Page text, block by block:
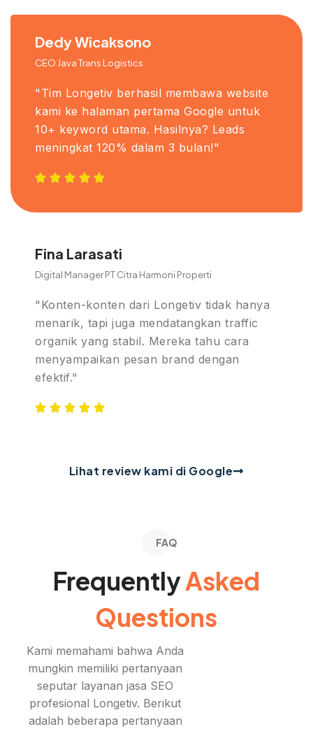
Dedy Wicaksono
CEO Java Trans Logistics
"Tim Longetiv berhasil membawa website
kami ke halaman pertama Google untuk
10+ keyword utama. Hasilnya? Leads
meningkat 120% dalam 3 bulan!"
Fina Larasati
Digital Manager PT Citra Harmoni Properti
"Konten-konten dari Longetiv tidak hanya
menarik, tapi juga mendatangkan traffic
organik yang stabil. Mereka tahu cara
menyampaikan pesan brand dengan
efektif."
Lihat review kami di Google
FAQ
FrequentlyAsked
Questions
Kami memahami bahwa Anda
mungkin memiliki pertanyaan
seputar layanan jasa SEO
profesional Longetiv. Berikut
adalah beberapa pertanyaan